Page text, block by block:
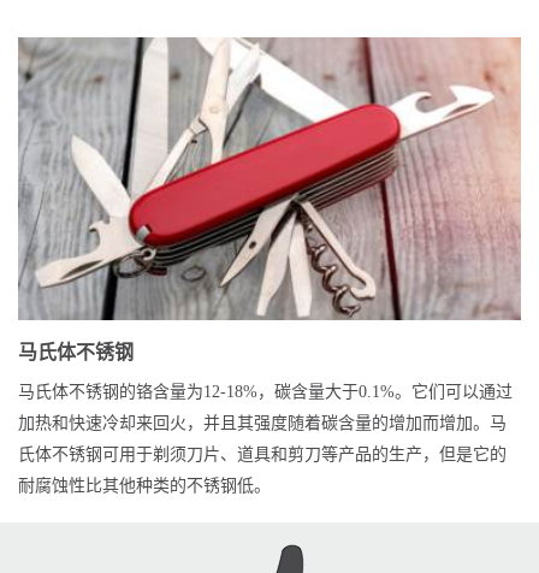
马氏体不锈钢
马氏体不锈钢的铬含量为12-18%，碳含量大于0.1%。它们可以通过
加热和快速冷却来回火，并且其强度随着碳含量的增加而增加。马
氏体不锈钢可用于剃须刀片、道具和剪刀等产品的生产，但是它的
耐腐蚀性比其他种类的不锈钢低。